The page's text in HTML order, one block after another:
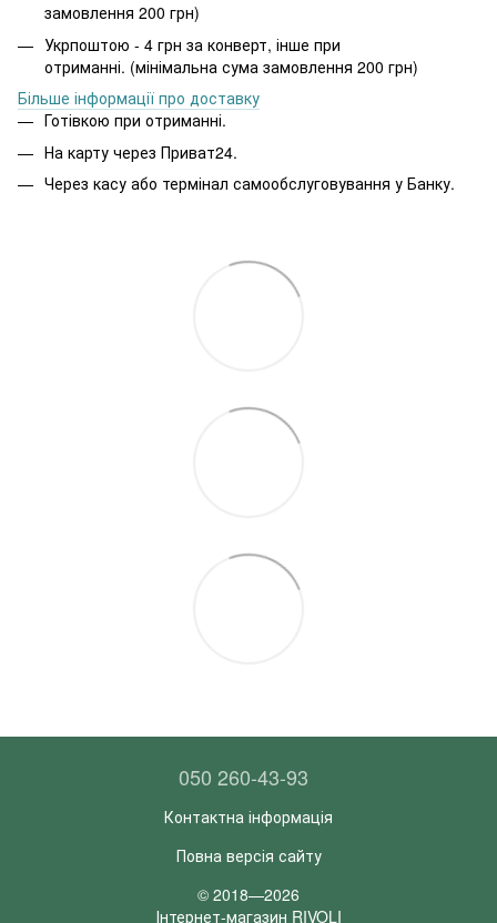
замовлення 200 грн)
Укрпоштою - 4 грн за конверт, інше при
отриманні. (мінімальна сума замовлення 200 грн)
Більше інформації про доставку
Готівкою при отриманні.
На карту через Приват24.
Через касу або термінал самообслуговування у Банку.
050 260-43-93
Контактна інформація
Повна версія сайту
© 2018—2026
Інтернет-магазин RIVOLI